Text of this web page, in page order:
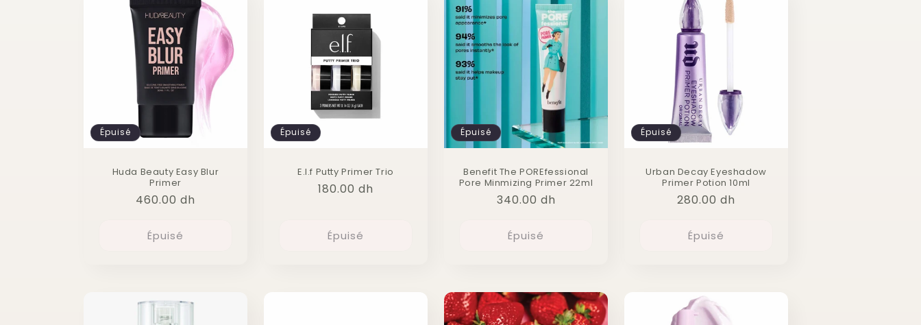
Épuisé
Huda Beauty Easy Blur
Primer
Prix
460.00 dh
Épuisé
Épuisé
E.l.f Putty Primer Trio
Prix
180.00 dh
Épuisé
Épuisé
Benefit The POREfessional
Pore Minmizing Primer 22ml
Prix
340.00 dh
Épuisé
Épuisé
Urban Decay Eyeshadow
Primer Potion 10ml
Prix
280.00 dh
Épuisé